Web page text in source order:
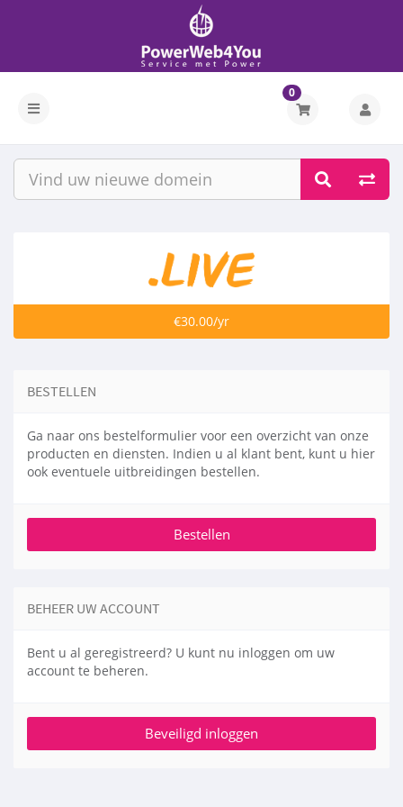
0
€30.00/yr
BESTELLEN
Ga naar ons bestelformulier voor een overzicht van onze
producten en diensten. Indien u al klant bent, kunt u hier
ook eventuele uitbreidingen bestellen.
BEHEER UW ACCOUNT
Bent u al geregistreerd? U kunt nu inloggen om uw
account te beheren.